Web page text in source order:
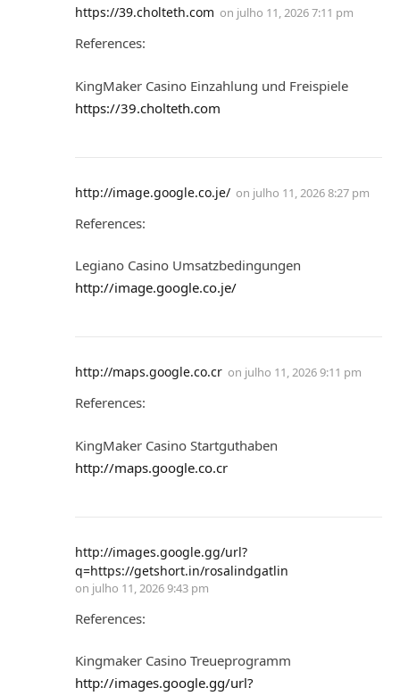
https://39.cholteth.com on julho 11, 2026 7:11 pm
References:
KingMaker Casino Einzahlung und Freispiele
https://39.cholteth.com
http://image.google.co.je/ on julho 11, 2026 8:27 pm
References:
Legiano Casino Umsatzbedingungen
http://image.google.co.je/
http://maps.google.co.cr on julho 11, 2026 9:11 pm
References:
KingMaker Casino Startguthaben
http://maps.google.co.cr
http://images.google.gg/url?
q=https://getshort.in/rosalindgatlin
on julho 11, 2026 9:43 pm
References:
Kingmaker Casino Treueprogramm
http://images.google.gg/url?